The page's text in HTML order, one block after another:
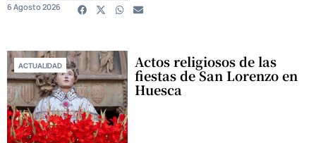
6 Agosto 2026
ACTUALIDAD Actos religiosos de las
fiestas de San Lorenzo en
Huesca